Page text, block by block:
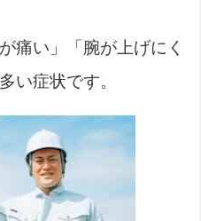
痛い」「腕が上げにく
い症状です。